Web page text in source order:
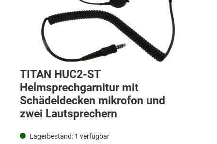
TITAN HUC2-ST
Helmsprechgarnitur mit
Schädeldecken mikrofon und
zwei Lautsprechern
Lagerbestand: 1 verfügbar